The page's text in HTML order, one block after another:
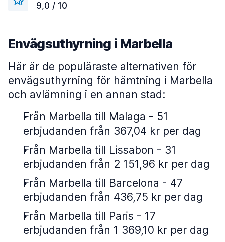
9,0 / 10
Envägsuthyrning i Marbella
Här är de populäraste alternativen för
envägsuthyrning för hämtning i Marbella
och avlämning i en annan stad:
Från Marbella till Malaga - 51
erbjudanden från 367,04 kr per dag
Från Marbella till Lissabon - 31
erbjudanden från 2 151,96 kr per dag
Från Marbella till Barcelona - 47
erbjudanden från 436,75 kr per dag
Från Marbella till Paris - 17
erbjudanden från 1 369,10 kr per dag